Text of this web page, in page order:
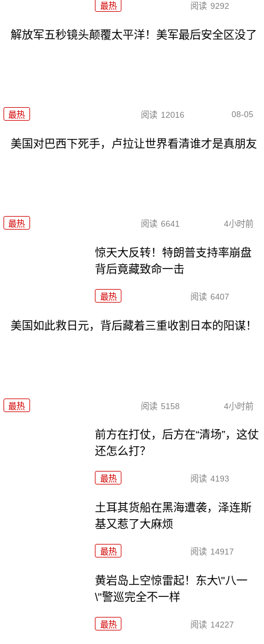
最热 阅读 9292
解放军五秒镜头颠覆太平洋！美军最后安全区没了
最热 阅读 12016 08-05
美国对巴西下死手，卢拉让世界看清谁才是真朋友
最热 阅读 6641 4小时前
惊天大反转！特朗普支持率崩盘
背后竟藏致命一击
最热 阅读 6407
美国如此救日元，背后藏着三重收割日本的阳谋！
最热 阅读 5158 4小时前
前方在打仗，后方在“清场”，这仗
还怎么打？
最热 阅读 4193
土耳其货船在黑海遭袭，泽连斯
基又惹了大麻烦
最热 阅读 14917
黄岩岛上空惊雷起！东大\"八一
\"警巡完全不一样
最热 阅读 14227